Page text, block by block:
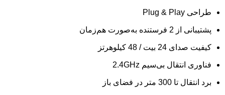
طراحی Plug & Play
پشتیبانی از 2 فرستنده به‌صورت هم‌زمان
کیفیت صدای 24 بیت / 48 کیلوهرتز
فناوری انتقال بی‌سیم 2.4GHz
برد انتقال تا 300 متر در فضای باز